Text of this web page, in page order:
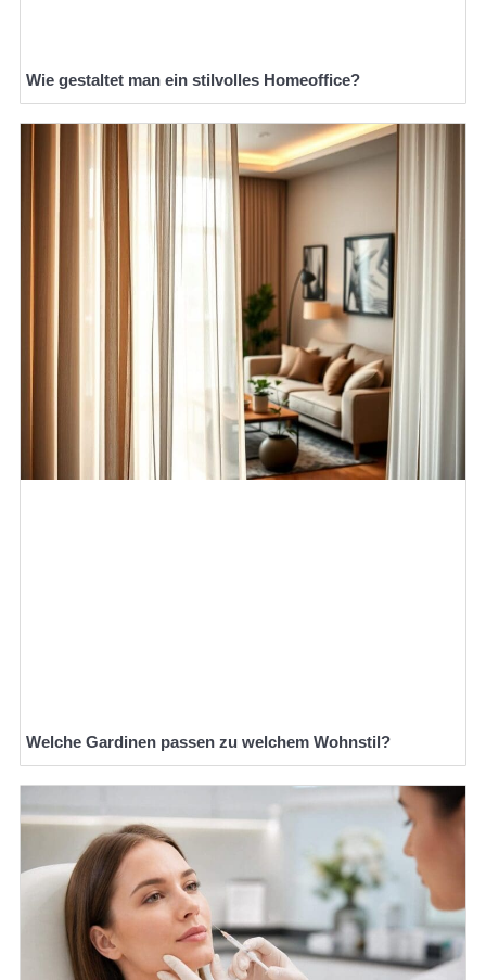
Wie gestaltet man ein stilvolles Homeoffice?
Welche Gardinen passen zu welchem Wohnstil?